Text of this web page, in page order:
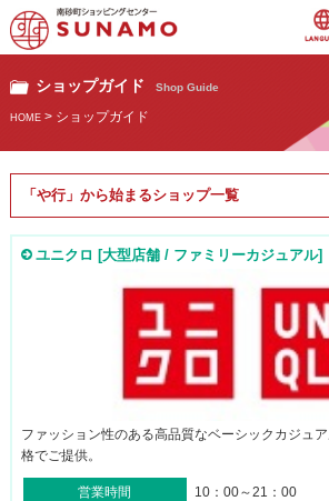
ショップガイド Shop Guide
HOME> ショップガイド
「や行」から始まるショップ一覧
ユニクロ [大型店舗 / ファミリーカジュアル]
ファッション性のある高品質なベーシックカジュ
格でご提供。
営業時間
10：00～21：00